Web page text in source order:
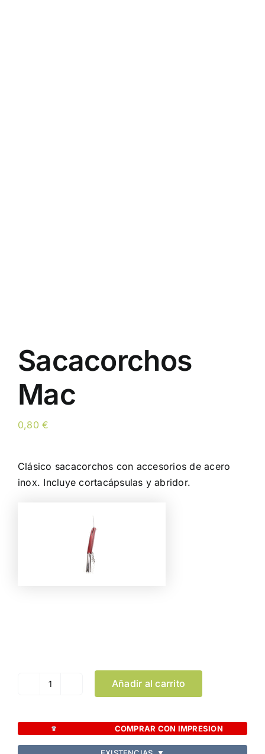
Sacacorchos
Mac
0,80€
Clásico sacacorchos con accesorios de acero
inox. Incluye cortacápsulas y abridor.
Sacacorchos
cantidad
Añadir al carrito
COMPRAR CON IMPRESION